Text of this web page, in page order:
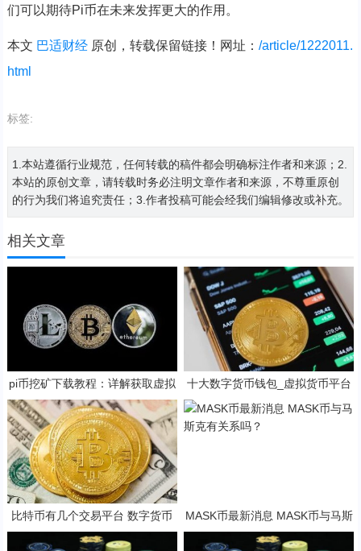
们可以期待Pi币在未来发挥更大的作用。
本文 巴适财经原创，转载保留链接！网址： /article/1222011.
html
标签:
1.本站遵循行业规范，任何转载的稿件都会明确标注作者和来源；2.
本站的原创文章，请转载时务必注明文章作者和来源，不尊重原创
的行为我们将追究责任；3.作者投稿可能会经我们编辑修改或补充。
相关文章
pi币挖矿下载教程：详解获取虚拟
货币的方法
十大数字货币钱包_虚拟货币平台
app有哪些_新加坡买币用什么软
件
比特币有几个交易平台 数字货币
交易平台排行榜
MASK币最新消息 MASK币与马斯
克有关系吗？